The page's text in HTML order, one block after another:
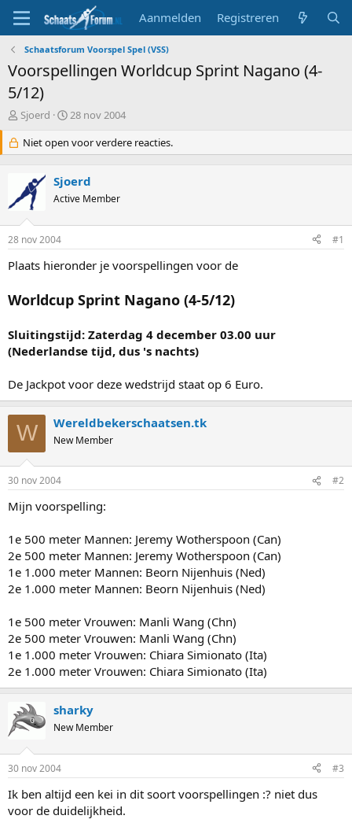
Aanmelden Registreren
Schaatsforum Voorspel Spel (VSS)
Voorspellingen Worldcup Sprint Nagano (4-
5/12)
T
p
i
t
r
t
r
Sjoerd
S
a
r
d
a
u
28 nov 2004
Niet open voor verdere reacties.
Sjoerd
Active Member
28 nov 2004 #1
Plaats hieronder je voorspellingen voor de
Worldcup Sprint Nagano (4-5/12)
Sluitingstijd: Zaterdag 4 december 03.00 uur
(Nederlandse tijd, dus 's nachts)
De Jackpot voor deze wedstrijd staat op 6 Euro.
W Wereldbekerschaatsen.tk
New Member
30 nov 2004 #2
Mijn voorspelling:
1e 500 meter Mannen: Jeremy Wotherspoon (Can)
2e 500 meter Mannen: Jeremy Wotherspoon (Can)
1e 1.000 meter Mannen: Beorn Nijenhuis (Ned)
2e 1.000 meter Mannen: Beorn Nijenhuis (Ned)
1e 500 meter Vrouwen: Manli Wang (Chn)
2e 500 meter Vrouwen: Manli Wang (Chn)
1e 1.000 meter Vrouwen: Chiara Simionato (Ita)
2e 1.000 meter Vrouwen: Chiara Simionato (Ita)
sharky
New Member
30 nov 2004 #3
Ik ben altijd een kei in dit soort voorspellingen :? niet dus
voor de duidelijkheid.